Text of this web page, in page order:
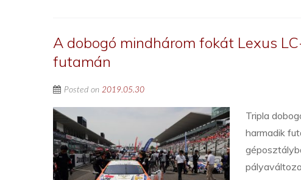
A dobogó mindhárom fokát Lexus
futamán
Posted on 2019.05.30
Tripla
harmadik